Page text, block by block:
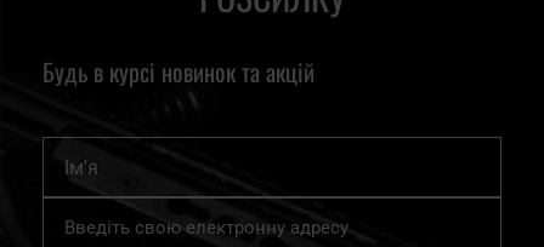
Будь в курсі новинок та акцій
Підпишіться